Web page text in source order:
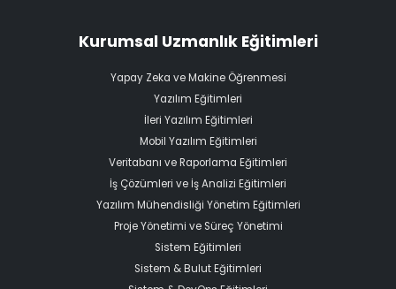
Kurumsal Uzmanlık Eğitimleri
Yapay Zeka ve Makine Öğrenmesi
Yazılım Eğitimleri
İleri Yazılım Eğitimleri
Mobil Yazılım Eğitimleri
Veritabanı ve Raporlama Eğitimleri
İş Çözümleri ve İş Analizi Eğitimleri
Yazılım Mühendisliği Yönetim Eğitimleri
Proje Yönetimi ve Süreç Yönetimi
Sistem Eğitimleri
Sistem & Bulut Eğitimleri